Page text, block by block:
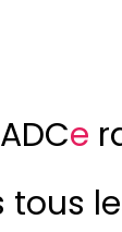
ADCe
tous